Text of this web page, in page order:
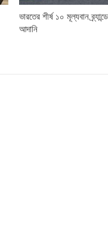
ভারতের শীর্ষ ১০ মূল্যবান
আদানি